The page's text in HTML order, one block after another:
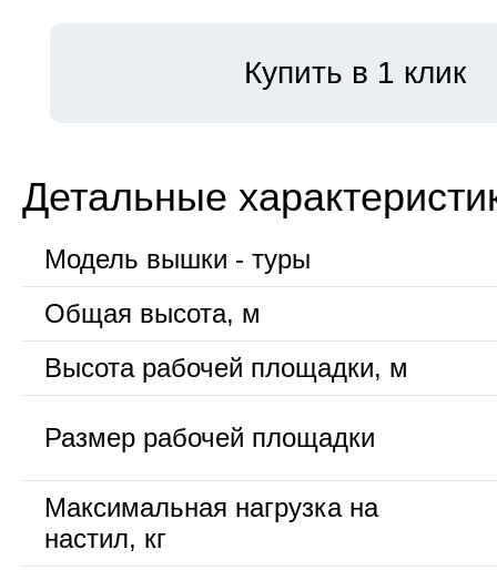
Купить в 1 клик
Детальные
Модель вышки - туры
Общая высота, м
Высота рабочей площадки, м
Размер рабочей площадки
Максимальная нагрузка на
настил, кг